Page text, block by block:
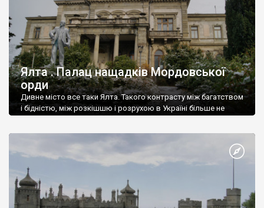
Ялта . Палац нащадків Мордовської
орди
Дивне місто все таки Ялта. Такого контрасту між багатством
і бідністю, між розкішшю і розрухою в Україні більше не